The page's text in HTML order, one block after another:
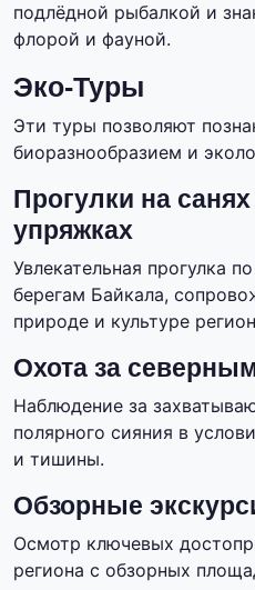
подлёдной рыбалкой и
флорой и фауной.
Эко-Туры
Эти туры позволяют
биоразнообразием и
Прогулки на
упряжках
Увлекательная прогулка
берегам Байкала,
природе и культуре
Охота за
Наблюдение за
полярного сияния в
и тишины.
Обзорные
Осмотр ключевых
региона с обзорных